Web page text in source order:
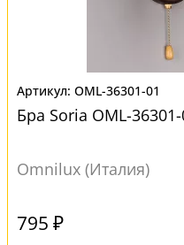
OML-36301-01
Бра Soria OML-
Omnilux (Италия)
795 ₽